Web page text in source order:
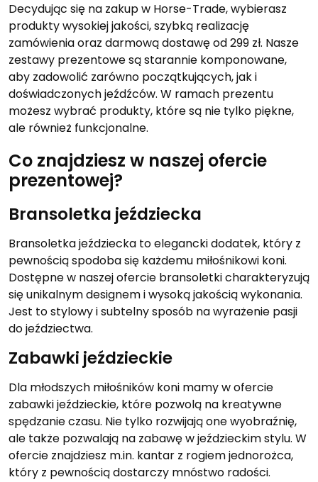
Decydując się na zakup w Horse-Trade, wybierasz
produkty wysokiej jakości, szybką realizację
zamówienia oraz darmową dostawę od 299 zł. Nasze
zestawy prezentowe są starannie komponowane,
aby zadowolić zarówno początkujących, jak i
doświadczonych jeźdźców. W ramach prezentu
możesz wybrać produkty, które są nie tylko piękne,
ale również funkcjonalne.
Co znajdziesz w naszej ofercie
prezentowej?
Bransoletka jeździecka
Bransoletka jeździecka to elegancki dodatek, który z
pewnością spodoba się każdemu miłośnikowi koni.
Dostępne w naszej ofercie bransoletki charakteryzują
się unikalnym designem i wysoką jakością wykonania.
Jest to stylowy i subtelny sposób na wyrażenie pasji
do jeździectwa.
Zabawki jeździeckie
Dla młodszych miłośników koni mamy w ofercie
zabawki jeździeckie, które pozwolą na kreatywne
spędzanie czasu. Nie tylko rozwijają one wyobraźnię,
ale także pozwalają na zabawę w jeździeckim stylu. W
ofercie znajdziesz m.in. kantar z rogiem jednorożca,
który z pewnością dostarczy mnóstwo radości.